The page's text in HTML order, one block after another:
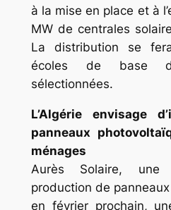
à la mise en place et à
MW de centrales
La distribution se
écoles de base
sélectionnées.
L’Algérie envisage
panneaux
ménages
Aurès Solaire,
production de
en février prochain,